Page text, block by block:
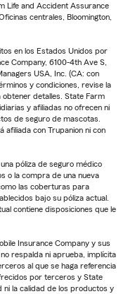
Life and Accident Assurance
centrales, Bloomington,
en los Estados Unidos por
Company, 6100-4th Ave S,
USA, Inc. (CA: con
y condiciones, revise la
obtener detalles. State Farm
y afiliadas no ofrecen ni
de seguro de mascotas.
afiliada con Trupanion ni con
póliza de seguro médico
o la compra de una nueva
las coberturas para
bajo su póliza actual.
contiene disposiciones que le
Insurance Company y sus
respalda ni aprueba, implícita
al que se haga referencia
por terceros y State
ni la calidad de los productos y